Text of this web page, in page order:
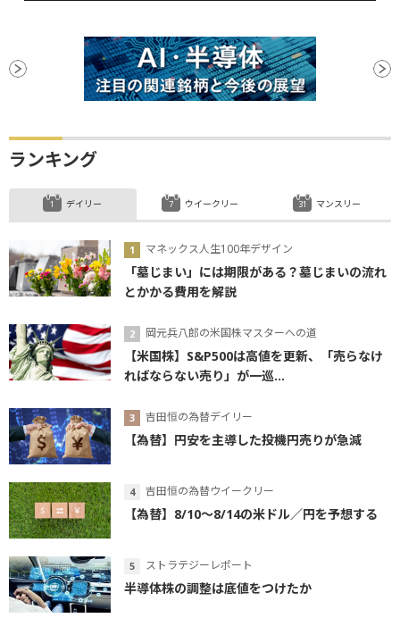
ランキング
デイリー
マネックス人生100年デザイン
「墓じまい」には期限がある？墓じまいの流れ
とかかる費用を解説
岡元兵八郎の米国株マスターへの道
【米国株】S&P500は高値を更新、「売らなけ
ればならない売り」が一巡...
吉田恒の為替デイリー
【為替】円安を主導した投機円売りが急減
吉田恒の為替ウイークリー
【為替】8/10～8/14の米ドル／円を予想する
ストラテジーレポート
半導体株の調整は底値をつけたか
ウイークリー マンスリー